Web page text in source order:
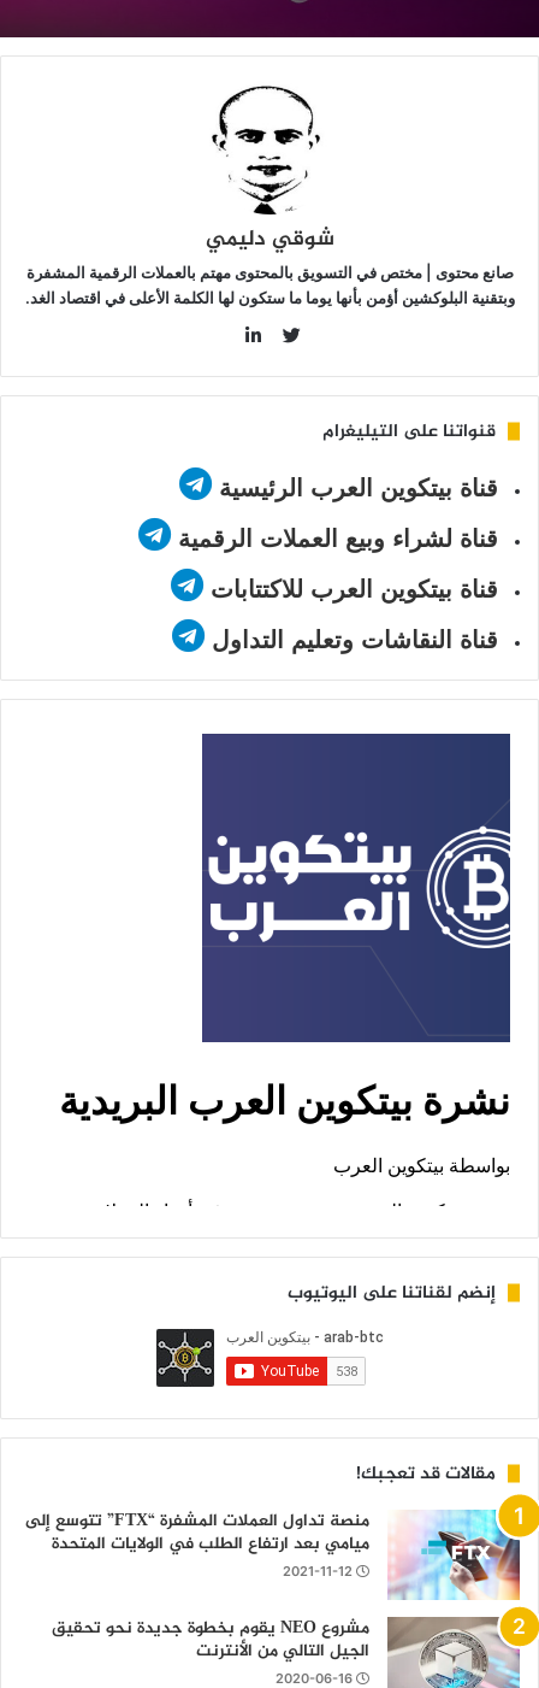
على
أصولهم
شوقي دليمي
صانع محتوى | مختص في التسويق بالمحتوى مهتم بالعملات الرقمية المشفرة
وبتقنية البلوكشين أؤمن بأنها يوما ما ستكون لها الكلمة الأعلى في اقتصاد الغد.
قنواتنا على التيليغرام
قناة بيتكوين العرب الرئيسية
قناة لشراء وبيع العملات الرقمية
قناة بيتكوين العرب للاكتتابات
قناة النقاشات وتعليم التداول
إنضم لقناتنا على اليوتيوب
مقالات قد تعجبك!
منصة تداول العملات المشفرة “FTX” تتوسع إلى
ميامي بعد ارتفاع الطلب في الولايات المتحدة
2021-11-12
مشروع NEO يقوم بخطوة جديدة نحو تحقيق
الجيل التالي من الأنترنت
2020-06-16